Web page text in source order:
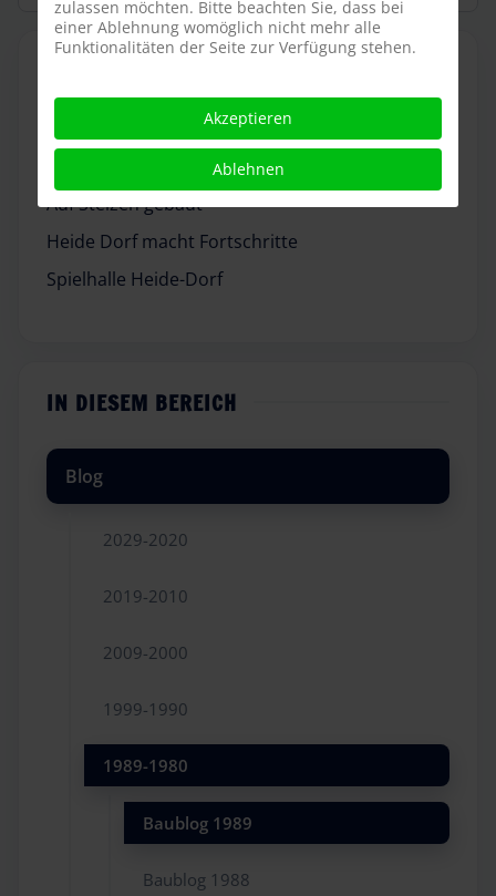
Ein Dorf im Heide Park
1. Historie-Wunschwochenende 2021
Auf Stelzen gebaut
Heide Dorf macht Fortschritte
Spielhalle Heide-Dorf
IN DIESEM BEREICH
Blog
2029-2020
2019-2010
2009-2000
1999-1990
1989-1980
Baublog 1989
Baublog 1988
zulassen möchten. Bitte beachten Sie, dass bei
einer Ablehnung womöglich nicht mehr alle
Funktionalitäten der Seite zur Verfügung stehen.
Akzeptieren
Ablehnen